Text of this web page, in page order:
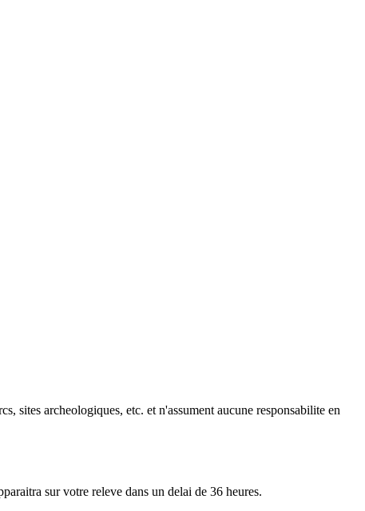
sites archeologiques, etc. et n'assument aucune responsabilite en
sur votre releve dans un delai de 36 heures.